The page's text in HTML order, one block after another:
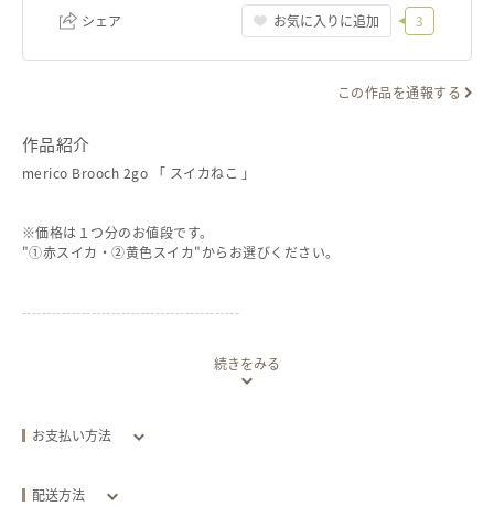
シェア お気に入りに追加 3
この作品を通報する
作品紹介
merico Brooch 2go 「 スイカねこ 」
※価格は１つ分のお値段です。
"①赤スイカ・②黄色スイカ"からお選びください。
--------------------------------------------
続きをみる
お支払い方法
配送方法